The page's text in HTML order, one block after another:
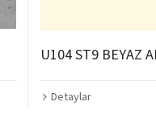
U104 ST9 BEYAZ
Detaylar